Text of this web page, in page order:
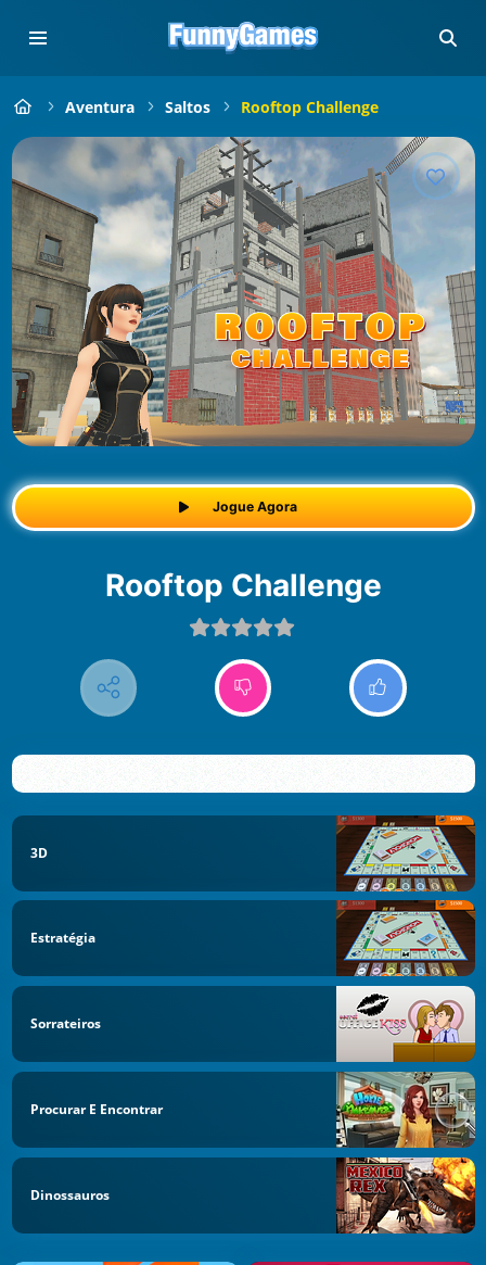
Aventura Saltos Rooftop Challenge
Jogue Agora
Rooftop Challenge
3D
Estratégia
Sorrateiros
Procurar E Encontrar
Dinossauros